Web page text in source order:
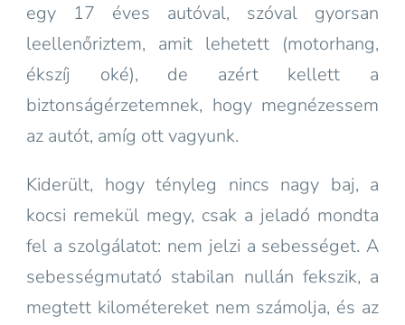
egy 17 éves autóval, szóval gyorsan
leellenőriztem, amit lehetett (motorhang,
ékszíj oké), de azért kellett a
biztonságérzetemnek, hogy megnézessem
az autót, amíg ott vagyunk.
Kiderült, hogy tényleg nincs nagy baj, a
kocsi remekül megy, csak a jeladó mondta
fel a szolgálatot: nem jelzi a sebességet. A
sebességmutató stabilan nullán fekszik, a
megtett kilométereket nem számolja, és az